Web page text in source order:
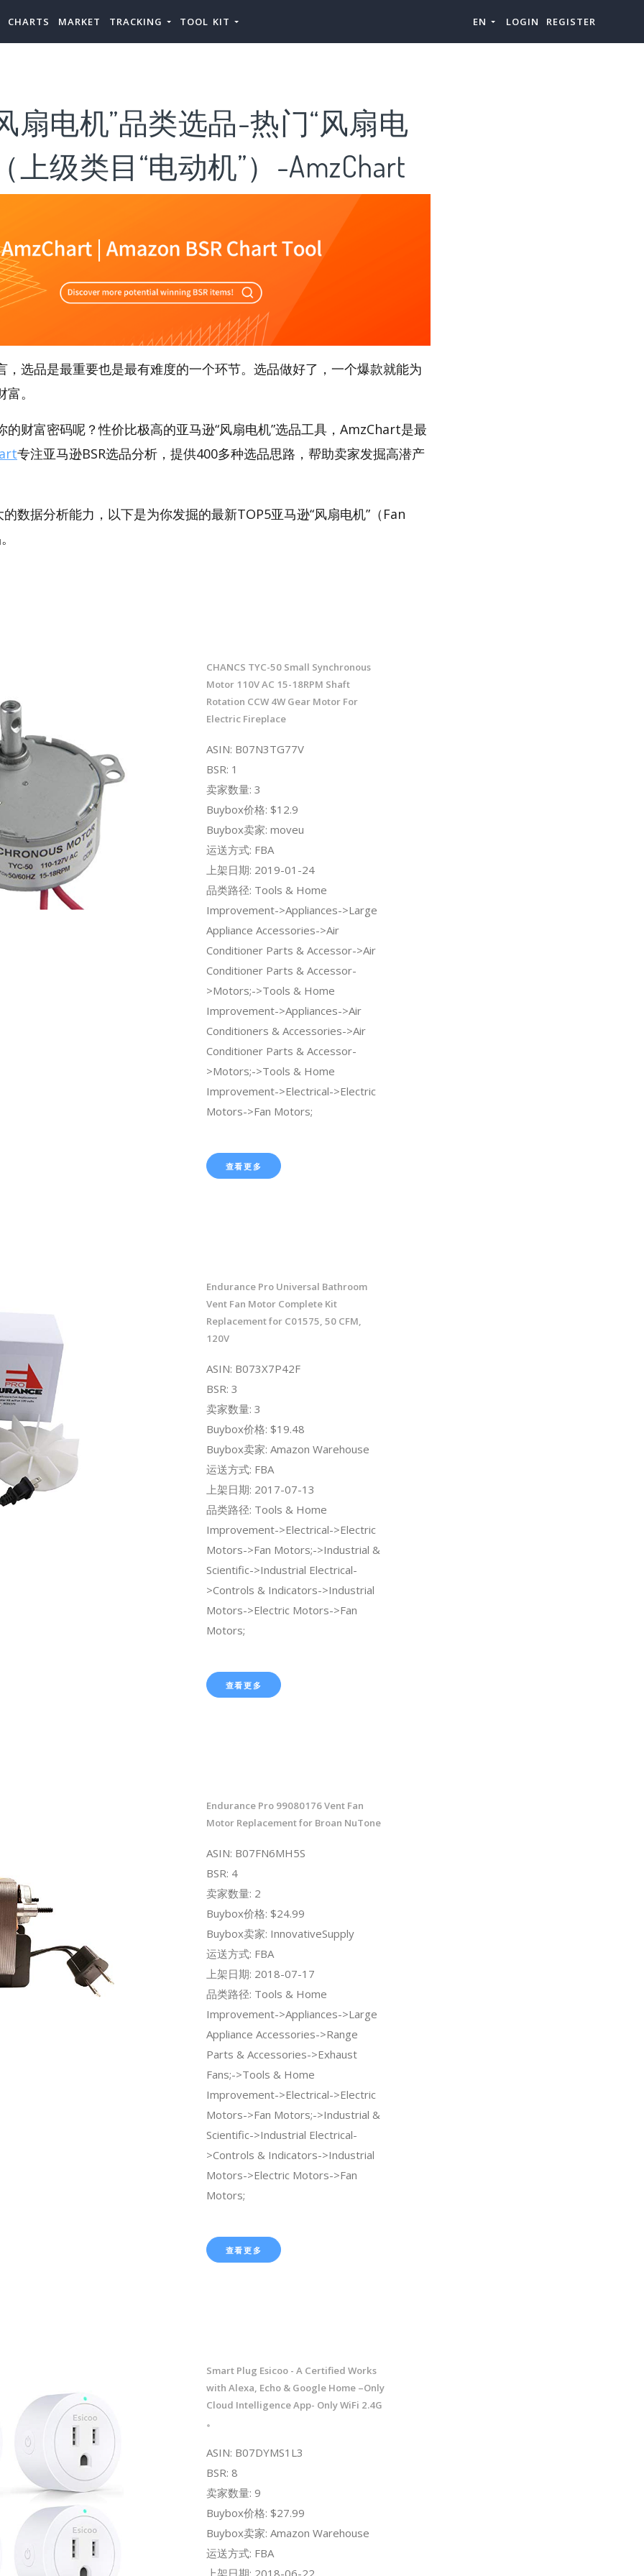
CHARTS MARKET TRACKING TOOL KIT EN LOGIN REGISTER
扇电机”品类选品-热门“风扇电
上级类目“电动机”）-AmzChart
，选品是最重要也是最有难度的一个环节。选品做好了，一个爆款就能为
。
的财富密码呢？性价比极高的亚马逊“风扇电机”选品工具，AmzChart是最
专注亚马逊BSR选品分析，提供400多种选品思路，帮助卖家发掘高潜产
数据分析能力，以下是为你发掘的最新TOP5亚马逊“风扇电机”（Fan
CHANCS TYC-50 Small Synchronous
Motor 110V AC 15-18RPM Shaft
Rotation CCW 4W Gear Motor For
Electric Fireplace
ASIN: B07N3TG77V
BSR: 1
卖家数量: 3
Buybox价格: $12.9
Buybox卖家: moveu
运送方式: FBA
上架日期: 2019-01-24
品类路径: Tools & Home
Improvement->Appliances->Large
Appliance Accessories->Air
Conditioner Parts & Accessor->Air
Conditioner Parts & Accessor-
>Motors;->Tools & Home
Improvement->Appliances->Air
Conditioners & Accessories->Air
Conditioner Parts & Accessor-
>Motors;->Tools & Home
Improvement->Electrical->Electric
Motors->Fan Motors;
查看更多
Endurance Pro Universal Bathroom
Vent Fan Motor Complete Kit
Replacement for C01575, 50 CFM,
120V
ASIN: B073X7P42F
BSR: 3
卖家数量: 3
Buybox价格: $19.48
Buybox卖家: Amazon Warehouse
运送方式: FBA
上架日期: 2017-07-13
品类路径: Tools & Home
Improvement->Electrical->Electric
Motors->Fan Motors;->Industrial &
Scientific->Industrial Electrical-
>Controls & Indicators->Industrial
Motors->Electric Motors->Fan
Motors;
查看更多
Endurance Pro 99080176 Vent Fan
Motor Replacement for Broan NuTone
ASIN: B07FN6MH5S
BSR: 4
卖家数量: 2
Buybox价格: $24.99
Buybox卖家: InnovativeSupply
运送方式: FBA
上架日期: 2018-07-17
品类路径: Tools & Home
Improvement->Appliances->Large
Appliance Accessories->Range
Parts & Accessories->Exhaust
Fans;->Tools & Home
Improvement->Electrical->Electric
Motors->Fan Motors;->Industrial &
Scientific->Industrial Electrical-
>Controls & Indicators->Industrial
Motors->Electric Motors->Fan
Motors;
查看更多
Smart Plug Esicoo - A Certified Works
with Alexa, Echo & Google Home –Only
Cloud Intelligence App- Only WiFi 2.4G
。
ASIN: B07DYMS1L3
BSR: 8
卖家数量: 9
Buybox价格: $27.99
Buybox卖家: Amazon Warehouse
运送方式: FBA
上架日期: 2018-06-22